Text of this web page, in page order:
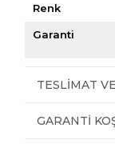
Renk
Garanti
TESLIMAT
GARANTI